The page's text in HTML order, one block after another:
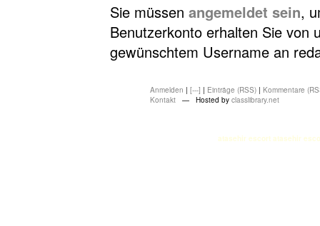
Sie müssen angemeldet sein,
Benutzerkonto erhalten Sie von
gewünschtem Username an
Anmelden | [---] | Einträge (RSS) | Kommentare
Kontakt — Hosted by classlibrary.net
atasehir escort atasehir